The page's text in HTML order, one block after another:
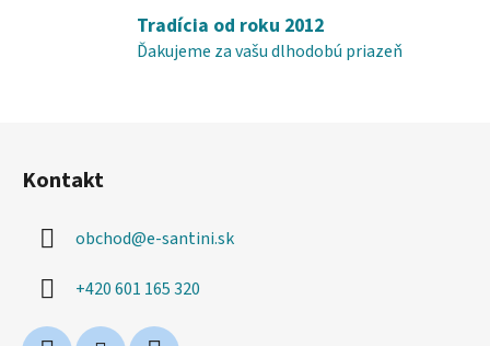
u
Tradícia od roku 2012
Ďakujeme za vašu dlhodobú priazeň
Kontakt
obchod@e-santini.sk
+420 601 165 320